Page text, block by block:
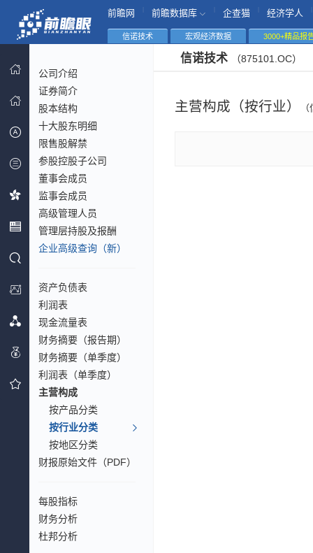
前瞻网 前瞻数据库 企查猫 经济学人
信诺技术 宏观经济数据 3000+精品报
公司介绍
证券简介
股本结构
十大股东明细
限售股解禁
参股控股子公司
董事会成员
监事会成员
高级管理人员
管理层持股及报酬
企业高级查询（新）
资产负债表
利润表
现金流量表
财务摘要（报告期）
财务摘要（单季度）
利润表（单季度）
主营构成
按产品分类
按行业分类
按地区分类
财报原始文件（PDF）
每股指标
财务分析
杜邦分析
信诺技术 （875101.OC）
主营构成（按行业）